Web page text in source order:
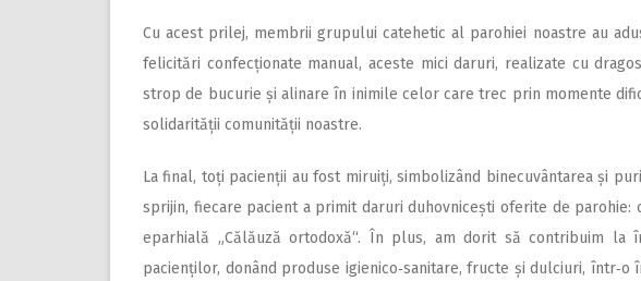
Cu acest prilej, membrii grupului catehetic al parohiei noastre au
felicitări confecționate manual, aceste mici daruri, realizate cu
strop de bucurie și alinare în inimile celor care trec prin momente
solidarității comunității noastre.
La final, toți pacienții au fost miruiți, simbolizând binecuvântarea și
sprijin, fiecare pacient a primit daruri duhovnicești oferite de
eparhială „Călăuză ortodoxă“. În plus, am dorit să contribuim
pacienților, donând produse igienico‑sanitare, fructe și dulciuri,